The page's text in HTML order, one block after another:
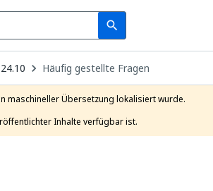
search
Search
Häufig gestellte Fragen
maschineller Übersetzung lokalisiert wurde.
Inhalte verfügbar ist.